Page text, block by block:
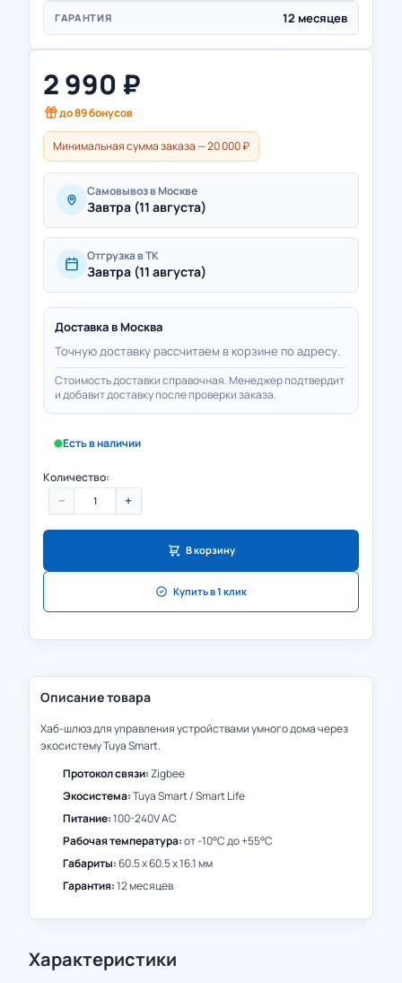
ГАРАНТИЯ 12 месяцев
2 990 ₽
до89бонусов
Минимальная сумма заказа — 20 000 ₽
Самовывоз в Москве
Завтра (11 августа)
Отгрузка в ТК
Завтра (11 августа)
Доставка в Москва
Точную доставку рассчитаем в корзине по адресу.
Стоимость доставки справочная. Менеджер подтвердит
и добавит доставку после проверки заказа.
Есть в наличии
Количество:
− +
В корзину
Купить в 1 клик
Описание товара
Хаб-шлюз для управления устройствами умного дома через
экосистему Tuya Smart.
Протокол связи:Zigbee
Экосистема:Tuya Smart / Smart Life
Питание:100-240V AC
Рабочая температура:от -10°C до +55°C
Габариты:60.5 x 60.5 x 16.1 мм
Гарантия:12 месяцев
Характеристики